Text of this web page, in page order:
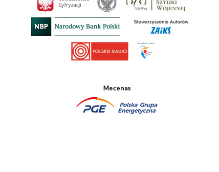
Mecenas